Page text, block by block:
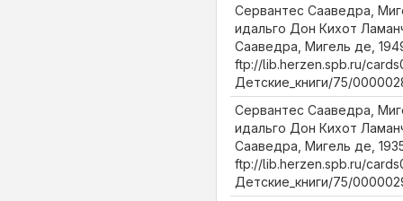
Сервантес Сааведра,
идальго Дон Кихот
Сааведра, Мигель де,
ftp://lib.herzen.spb.ru/
Детские_книги/75/
Сервантес Сааведра,
идальго Дон Кихот
Сааведра, Мигель де,
ftp://lib.herzen.spb.ru/
Детские_книги/75/